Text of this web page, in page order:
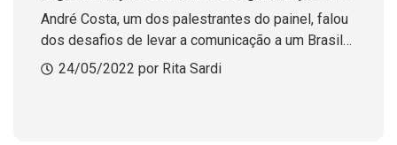
serviços do governo
André Costa, um dos palestrantes do painel, falou
dos desafios de levar a comunicação a um Brasil
tão grande e com várias peculiaridades
24/05/2022 por Rita Sardi